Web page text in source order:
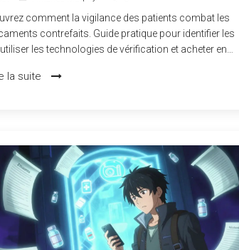
comment la vigilance des patients combat les
contrefaits. Guide pratique pour identifier les
les technologies de vérification et acheter en
la suite